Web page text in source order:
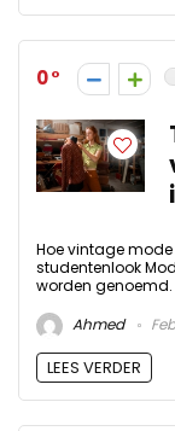
0
Hoe vintage
studentenlook
worden genoemd.
Ahmed
LEES VERDER